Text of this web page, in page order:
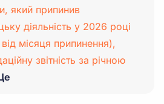
який припинив
діяльність у 2026 році
місяця припинення),
звітність за річною